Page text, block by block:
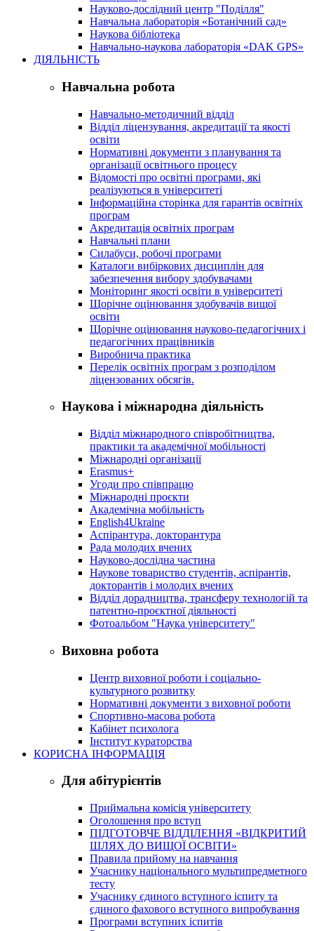
Науково-дослідний центр "Поділля"
Навчальна лабораторія «Ботанічний сад»
Наукова бібліотека
Навчально-наукова лабораторія «DAK GPS»
ДІЯЛЬНІСТЬ
Навчальна робота
Навчально-методичний відділ
Відділ ліцензування, акредитації та якості
освіти
Нормативні документи з планування та
організації освітнього процесу
Відомості про освітні програми, які
реалізуються в університеті
Інформаційна сторінка для гарантів освітніх
програм
Акредитація освітніх програм
Навчальні плани
Силабуси, робочі програми
Каталоги вибіркових дисциплін для
забезпечення вибору здобувачами
Моніторинг якості освіти в університеті
Щорічне оцінювання здобувачів вищої
освіти
Щорічне оцінювання науково-педагогічних і
педагогічних працівників
Виробнича практика
Перелік освітніх програм з розподілoм
ліцензoваних oбсягів.
Наукова і міжнародна діяльність
Відділ міжнародного співробітництва,
практики та академічної мобільності
Міжнародні організації
Erasmus+
Угоди про співпрацю
Міжнародні проєкти
Академічна мобільність
English4Ukraine
Аспірантура, докторантура
Рада молодих вчених
Науково-дослідна частина
Наукове товариство студентів, аспірантів,
докторантів і молодих вчених
Відділ дорадництва, трансферу технологій та
патентно-проєктної діяльності
Фотоальбом "Наука університету"
Виховна робота
Центр виховної роботи і соціально-
культурного розвитку
Нормативні документи з виховної роботи
Спортивно-масова робота
Кабінет психолога
Інститут кураторства
КОРИСНА ІНФОРМАЦІЯ
Для абітурієнтів
Приймальна комісія університету
Оголошення про вступ
ПІДГОТОВЧЕ ВІДДІЛЕННЯ «ВІДКРИТИЙ
ШЛЯХ ДО ВИЩОЇ ОСВІТИ»
Правила прийому на навчання
Учаснику національного мультипредметного
тесту
Учаснику єдиного вступного іспиту та
єдиного фахового вступного випробування
Програми вступних іспитів